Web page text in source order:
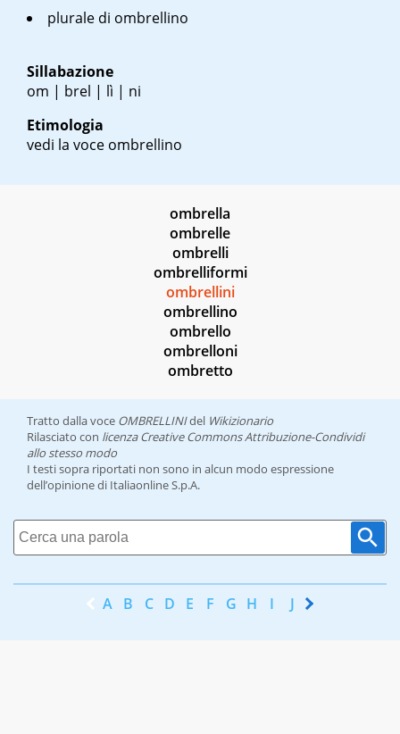
plurale di ombrellino
Sillabazione
om | brel | lì | ni
Etimologia
vedi la voce ombrellino
ombrella
ombrelle
ombrelli
ombrelliformi
ombrellini
ombrellino
ombrello
ombrelloni
ombretto
Tratto dalla voce OMBRELLINIdel Wikizionario
Rilasciato con licenza Creative Commons Attribuzione-Condividi
allo stesso modo
I testi sopra riportati non sono in alcun modo espressione
dell’opinione di Italiaonline S.p.A.
A B C D E F G H I J K